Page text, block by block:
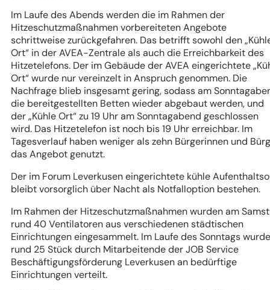
Im Laufe des Abends werden die im Rahmen der
Hitzeschutzmaßnahmen vorbereiteten Angebote
schrittweise zurückgefahren. Das betrifft sowohl den
Ort“ in der AVEA-Zentrale als auch die Erreichbarkeit des
Hitzetelefons. Der im Gebäude der AVEA eingerichtete
Ort“ wurde nur vereinzelt in Anspruch genommen. Die
Nachfrage blieb insgesamt gering, sodass am
die bereitgestellten Betten wieder abgebaut werden, und
der „Kühle Ort“ zu 19 Uhr am Sonntagabend geschlossen
wird. Das Hitzetelefon ist noch bis 19 Uhr erreichbar. Im
Tagesverlauf haben weniger als zehn Bürgerinnen und
das Angebot genutzt.
Der im Forum Leverkusen eingerichtete kühle
bleibt vorsorglich über Nacht als Notfalloption bestehen.
Im Rahmen der Hitzeschutzmaßnahmen wurden am
rund 40 Ventilatoren aus verschiedenen städtischen
Einrichtungen eingesammelt. Im Laufe des Sonntags
rund 25 Stück durch Mitarbeitende der JOB Service
Beschäftigungsförderung Leverkusen an bedürftige
Einrichtungen verteilt.